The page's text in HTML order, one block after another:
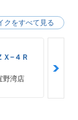
Ｘ−４Ｒ
湾店
クをすべて見る